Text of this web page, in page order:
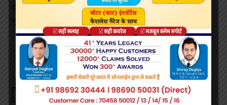
गरिमा बंब, संगीता कच्छारा, दिलख़ुश चड़ालिया का सहयोग रहा। बहनों के साथ
बहुत ही अच्छा अवेयरनेस सेशन चला जिसकी सभी ने सरहाना की।
Sign Up For Daily Newsletter
Be keep up! Get the latest breaking news delivered